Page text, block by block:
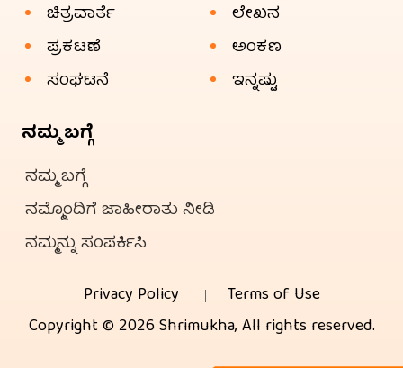
ಚಿತ್ರವಾರ್ತೆ
ಲೇಖನ
ಪ್ರಕಟಣೆ
ಅಂಕಣ
ಸಂಘಟನೆ
ಇನ್ನಷ್ಟು
ನಮ್ಮ ಬಗ್ಗೆ
ನಮ್ಮ ಬಗ್ಗೆ
ನಮ್ಮೊಂದಿಗೆ ಜಾಹೀರಾತು ನೀಡಿ
ನಮ್ಮನ್ನು ಸಂಪರ್ಕಿಸಿ
Privacy Policy
Terms of Use
Copyright © 2026 Shrimukha, All rights reserved.